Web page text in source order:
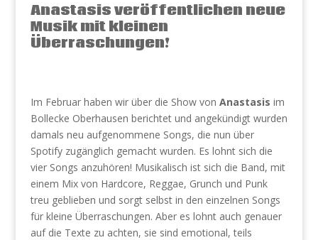
Anastasis veröffentlichen neue
Musik mit kleinen
Überraschungen!
Im Februar haben wir über die Show von Anastasis im
Bollecke Oberhausen berichtet und angekündigt wurden
damals neu aufgenommene Songs, die nun über
Spotify zugänglich gemacht wurden. Es lohnt sich die
vier Songs anzuhören! Musikalisch ist sich die Band, mit
einem Mix von Hardcore, Reggae, Grunch und Punk
treu geblieben und sorgt selbst in den einzelnen Songs
für kleine Überraschungen. Aber es lohnt auch genauer
auf die Texte zu achten, sie sind emotional, teils